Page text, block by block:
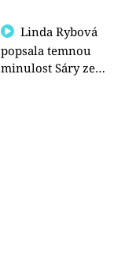
Linda Rybová
popsala temnou
minulost Sáry ze